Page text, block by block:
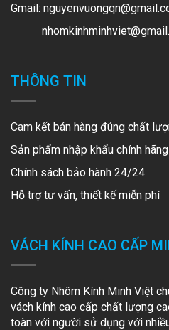
Gmail:
THÔNG TIN
Cam kết bán hàng đúng chất
Sản phẩm nhập khẩu chính hãng
Chính sách bảo hành 24/24
Hỗ trợ tư vấn, thiết kế miễn phí
VÁCH KÍNH CAO CẤP
Công ty Nhôm Kính Minh Việt
vách kính cao cấp chất lượng
toàn với người sử dụng với